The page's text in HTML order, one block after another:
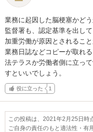
業務に起因した脳梗塞かど
監督署も、認定基準を出して
加重労働が原因とされること
業務日誌などコピーが取れる
法テラスか労働者側に立っ
すといいでしょう。
役に立った 1
この投稿は、2021年2月25日時
ご自身の責任のもと適法性・有